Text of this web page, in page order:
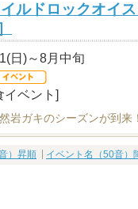
ルドロックオイ
日)～8月中旬
イベント]
岩ガキのシーズンが到来
）昇順 イベント名（50音）